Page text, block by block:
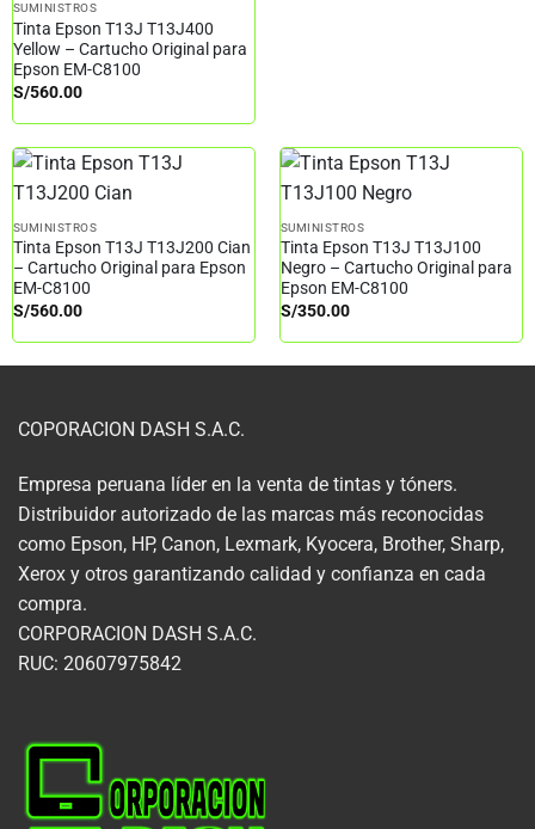
SUMINISTROS
Tinta Epson T13J T13J400
Yellow – Cartucho Original para
Epson EM-C8100
S/560.00
SUMINISTROS
Tinta Epson T13J T13J200 Cian
– Cartucho Original para Epson
EM-C8100
S/560.00
SUMINISTROS
Tinta Epson T13J T13J100
Negro – Cartucho Original para
Epson EM-C8100
S/350.00
COPORACION DASH S.A.C.
Empresa peruana líder en la venta de tintas y tóners.
Distribuidor autorizado de las marcas más reconocidas
como Epson, HP, Canon, Lexmark, Kyocera, Brother, Sharp,
Xerox y otros garantizando calidad y confianza en cada
compra.
CORPORACION DASH S.A.C.
RUC: 20607975842